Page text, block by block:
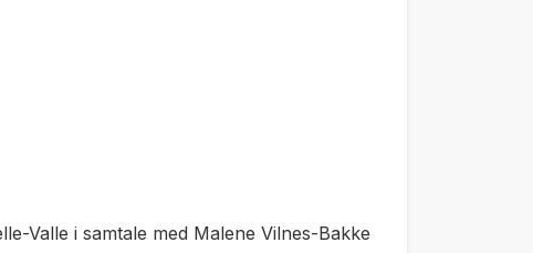
Valle i samtale med Malene Vilnes-Bakke